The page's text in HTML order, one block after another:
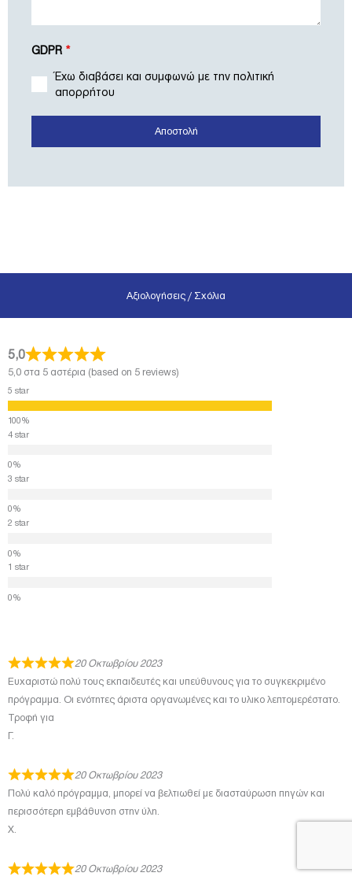
GDPR *
Έχω διαβάσει και συμφωνώ με την πολιτική
απορρήτου
Αποστολή
Αξιολογήσεις / Σχόλια
5,0
5,0 στα 5 αστέρια (based on 5 reviews)
5 star
4 star
3 star
2 star
1 star
20 Οκτωβρίου 2023
Ευχαριστώ πολύ τους εκπαιδευτές και υπεύθυνους για το συγκεκριμένο
πρόγραμμα. Οι ενότητες άριστα οργανωμένες και το υλικο λεπτομερέστατο.
Τροφή για
Γ.
20 Οκτωβρίου 2023
Πολύ καλό πρόγραμμα, μπορεί να βελτιωθεί με διασταύρωση πηγών και
περισσότερη εμβάθυνση στην ύλη.
Χ.
20 Οκτωβρίου 2023